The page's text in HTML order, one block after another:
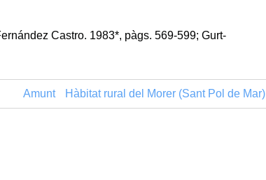
Castro. 1983*, pàgs. 569-599; Gurt-
Amunt Hàbitat rural del Morer (Sant Pol de Mar)